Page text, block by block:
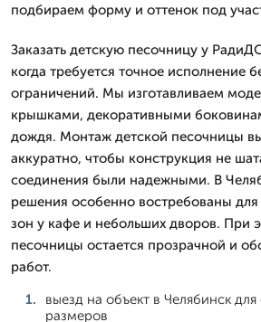
подбираем форму и оттенок под
Заказать детскую песочницу у
когда требуется точное исполнение
ограничений. Мы изготавливаем
крышками, декоративными
дождя. Монтаж детской песочницы
аккуратно, чтобы конструкция не
соединения были надежными. В
решения особенно востребованы для
зон у кафе и небольших дворов. При
песочницы остается прозрачной и
работ.
выезд на объект в Челябинск
размеров